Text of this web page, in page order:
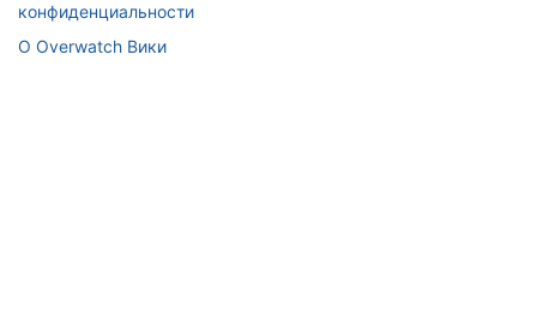
конфиденциальности
О Overwatch Вики